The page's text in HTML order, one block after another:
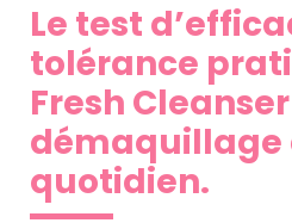
Le test
tolérance
Fresh
démaquillage
quotidien.